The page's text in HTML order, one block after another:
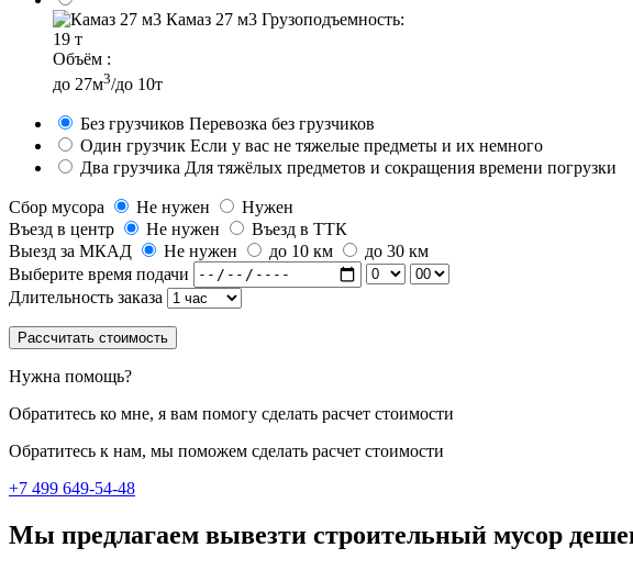
Камаз 27 м3 Грузоподъемность:
19 т
Объём :
до 27м3/до 10т
Без грузчиков Перевозка без грузчиков
Один грузчик Если у вас не тяжелые предметы и их немного
Два грузчика Для тяжёлых предметов и сокращения времени погрузки
Сбор мусора Не нужен
Нужен
Въезд в центр
Не нужен
Въезд в ТТК
Выезд за МКАД
Не нужен до 10 км
до 30 км
Выберите время подачи
Длительность заказа
Рассчитать стоимость
Нужна помощь?
Обратитесь ко мне, я вам помогу сделать расчет стоимости
Обратитесь к нам, мы поможем сделать расчет стоимости
+7 499 649-54-48
Мы предлагаем вывезти строительный мусор